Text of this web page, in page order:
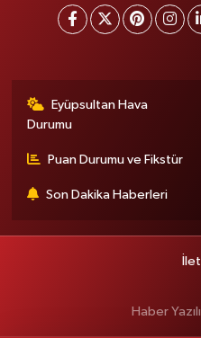
Eyüpsultan Hava
Durumu
Puan Durumu ve Fikstür
Son Dakika Haberleri
Haber